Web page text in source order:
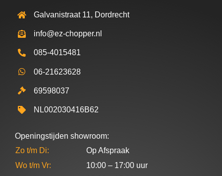
Galvanistraat 11, Dordrecht
info@ez-chopper.nl
085-4015481
06-21623628
69598037
NL002030416B62
Openingstijden showroom:
Zo t/m Di:
Op Afspraak
Wo t/m Vr:
10:00 – 17:00 uur